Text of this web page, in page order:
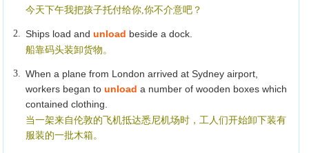
今天下午我把孩子托付给你,你不介意吧？
2. Ships load and unload beside a dock.
船靠码头装卸货物。
3. When a plane from London arrived at Sydney airport,
workers began to unloada number of wooden boxes which
contained clothing.
当一架来自伦敦的飞机抵达悉尼机场时，工人们开始卸下装有
服装的一批木箱。